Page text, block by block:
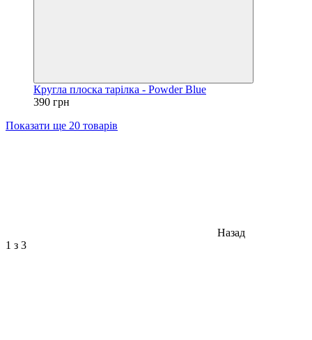
Кругла плоска тарілка - Powder Blue
390 грн
Показати ще 20 товарів
Назад
1 з 3